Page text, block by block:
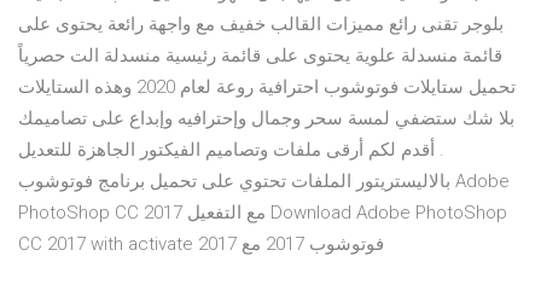
بلوجر تقنى رائع مميزات القالب خفيف مع واجهة رائعة يحتوى على
قائمة منسدلة علوية يحتوى على قائمة رئيسية منسدلة الت حصرياً
تحميل ستايلات فوتوشوب احترافية روعة لعام 2020 وهذه الستايلات
بلا شك ستضفي لمسة سحر وجمال وإحترافيه وإبداع على تصاميمك
. أقدم لكم أرقى ملفات وتصاميم الفيكتور الجاهزة للتعديل
بالاليستريتور الملفات تحتوي على تحميل برنامج فوتوشوب Adobe
PhotoShop CC 2017 مع التفعيل Download Adobe PhotoShop
CC 2017 with activate 2017 فوتوشوب 2017 مع